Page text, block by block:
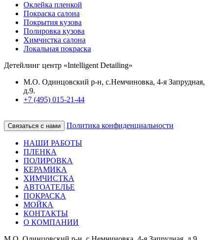
Оклейка пленкой
Покраска салона
Покрытия кузова
Полировка кузова
Химчистка салона
Локальная покраска
Детейлинг центр «Intelligent Detailing»
М.О. Одинцовский р-н, с.Немчиновка, 4-я Запрудная,
д.9.
+7 (495) 015-21-44
Связаться с нами Политика конфиденциальности
НАШИ РАБОТЫ
ПЛЕНКА
ПОЛИРОВКА
КЕРАМИКА
ХИМЧИСТКА
АВТОАТЕЛЬЕ
ПОКРАСКА
МОЙКА
КОНТАКТЫ
О КОМПАНИИ